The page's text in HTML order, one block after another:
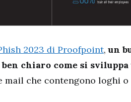
2023 di Proofpoint,un
chiaro come si
mail che contengono loghi